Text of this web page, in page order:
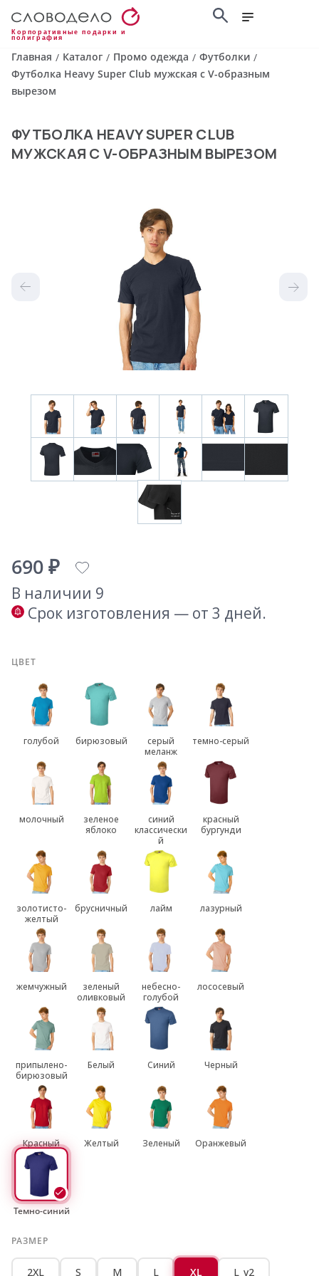
Корпоративные подарки и
полиграфия
Главная / Каталог / Промо одежда / Футболки /
Футболка Heavy Super Club мужская с V-образным
вырезом
ФУТБОЛКА HEAVY SUPER CLUB
МУЖСКАЯ С V-ОБРАЗНЫМ ВЫРЕЗОМ
690 ₽
В наличии 9
Срок изготовления — от 3 дней.
ЦВЕТ
голубой бирюзовый
серый
меланж
темно-серый
молочный
зеленое
яблоко
синий
классически
й
красный
бургунди
золотисто-
желтый
брусничный лайм лазурный
жемчужный
зеленый
оливковый
небесно-
голубой
лососевый
припылено-
бирюзовый
Белый Синий Черный
Красный Желтый Зеленый Оранжевый
Темно-синий
РАЗМЕР
2XL S M L XL L_v2